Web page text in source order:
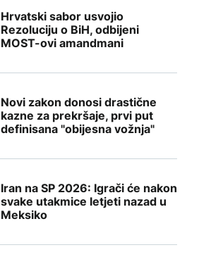
Hrvatski sabor usvojio
Rezoluciju o BiH, odbijeni
MOST-ovi amandmani
Novi zakon donosi drastične
kazne za prekršaje, prvi put
definisana "obijesna vožnja"
Iran na SP 2026: Igrači će nakon
svake utakmice letjeti nazad u
Meksiko